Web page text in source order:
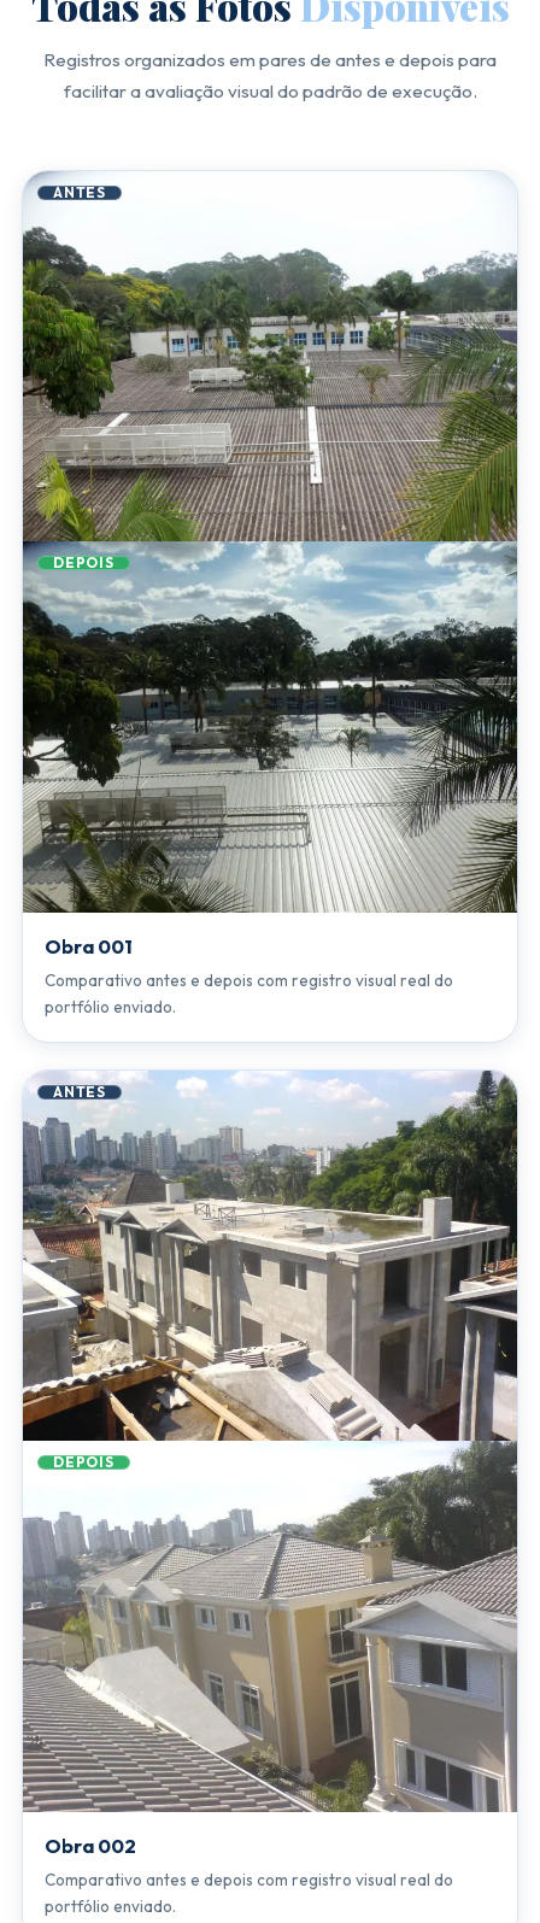
Registros organizados em pares de antes e depois para
facilitar a avaliação visual do padrão de execução.
ANTES
DEPOIS
Obra 001
Comparativo antes e depois com registro visual real do
portfólio enviado.
ANTES
DEPOIS
Obra 002
Comparativo antes e depois com registro visual real do
portfólio enviado.